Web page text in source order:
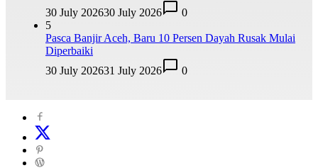
30 July 202630 July 2026
0
5
Pasca Banjir Aceh, Baru 10 Persen Dayah Rusak Mulai
Diperbaiki
30 July 202631 July 2026 0